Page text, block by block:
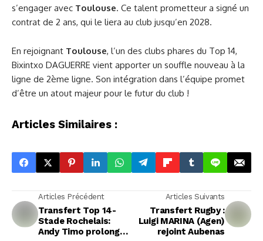
s’engager avec Toulouse. Ce talent prometteur a signé un
contrat de 2 ans, qui le liera au club jusqu’en 2028.
En rejoignant Toulouse, l’un des clubs phares du Top 14,
Bixintxo DAGUERRE vient apporter un souffle nouveau à la
ligne de 2ème ligne. Son intégration dans l’équipe promet
d’être un atout majeur pour le futur du club !
Articles Similaires :
Articles Précédent
Transfert Top 14-
Stade Rochelais:
Andy Timo prolonge
Articles Suivants
Transfert Rugby :
Luigi MARINA (Agen)
rejoint Aubenas